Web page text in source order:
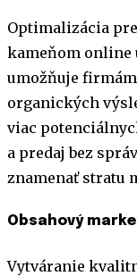
Optimalizácia pre
kameňom online
umožňuje
organických
viac
a predaj bez
znamenať stratu
Obsahový
Vytváranie